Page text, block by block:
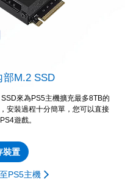
部M.2 SSD
來為PS5主機擴充最多8TB的
安裝過程十分簡單，您可以直接
遊戲。
裝置
PS5主機